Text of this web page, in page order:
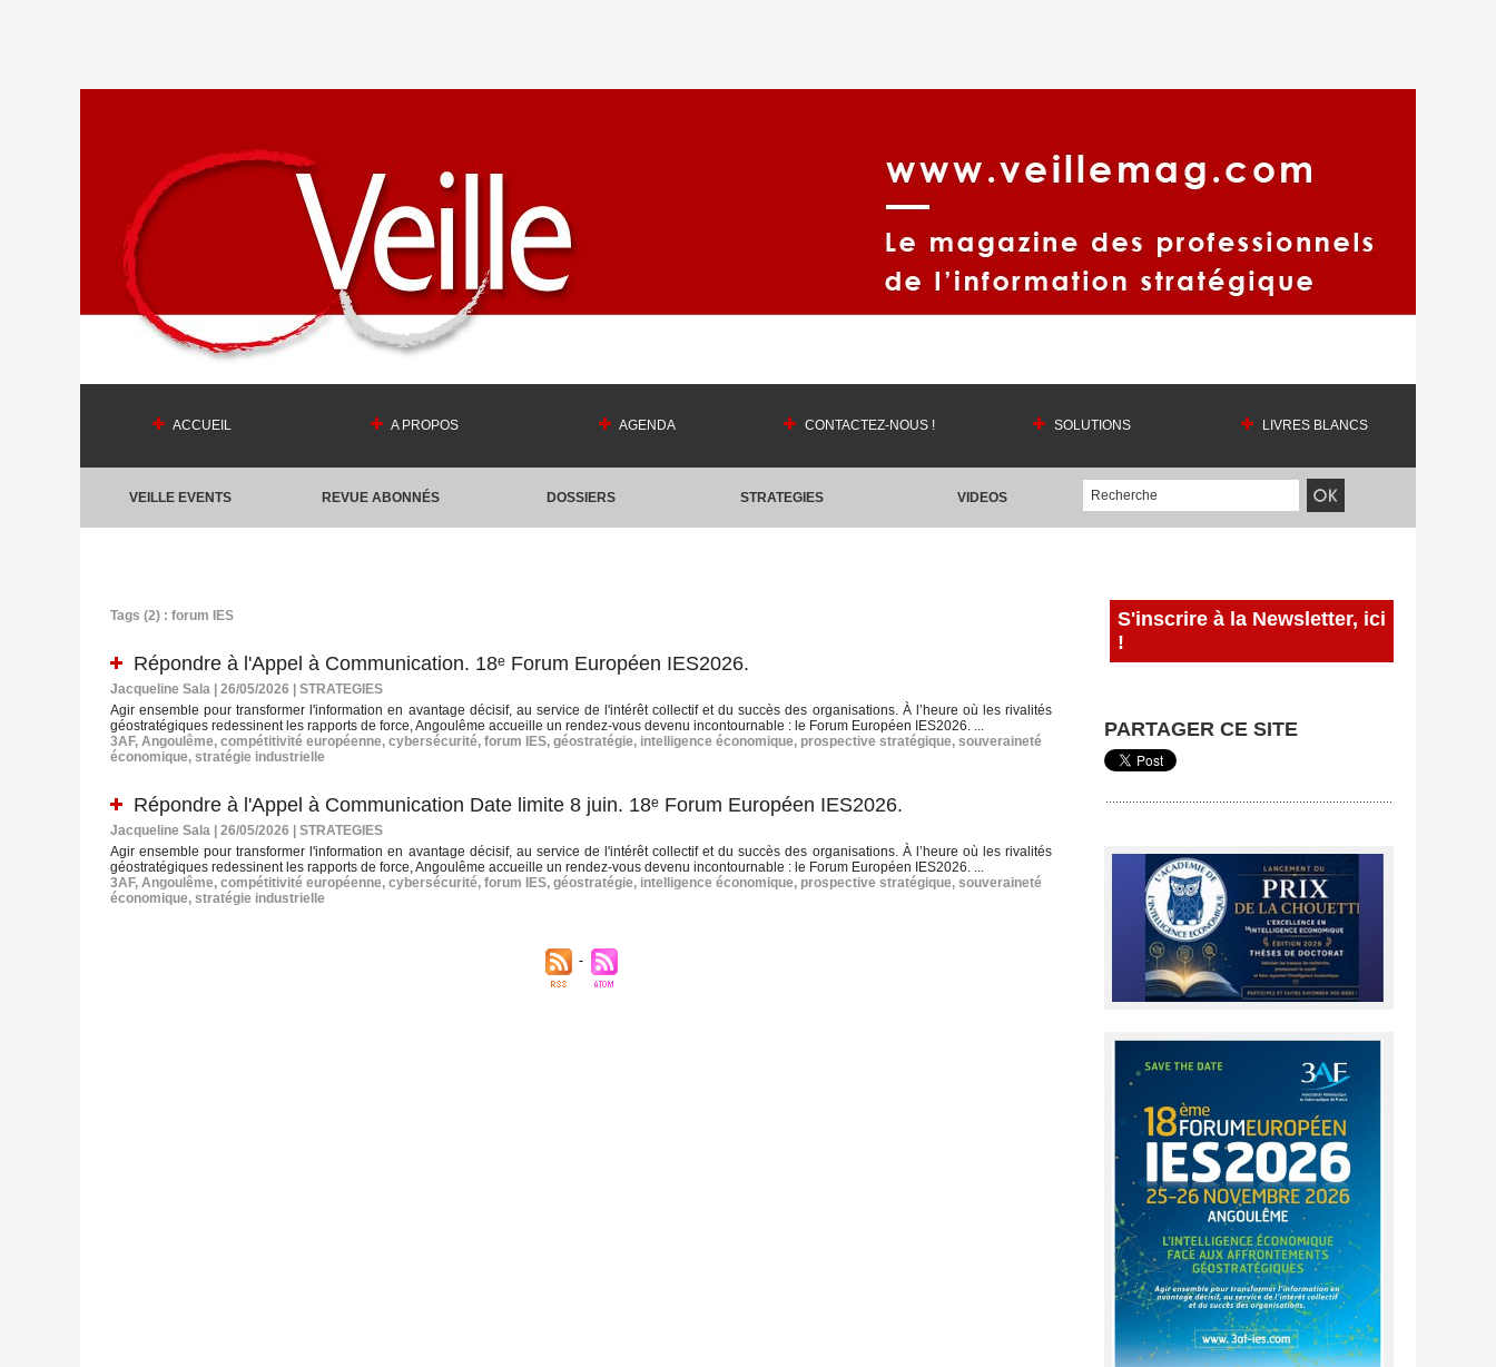
ACCUEIL A PROPOS AGENDA CONTACTEZ-NOUS ! SOLUTIONS LIVRES BLANCS
VEILLE EVENTS REVUE ABONNÉS DOSSIERS STRATEGIES VIDEOS
Tags (2) : forum IES
Répondre à l'Appel à Communication. 18ᵉ Forum Européen IES2026.
Jacqueline Sala | 26/05/2026
STRATEGIES
Agir ensemble pour transformer l'information en avantage décisif, au service de l'intérêt collectif et du succès des organisations. À l’heure où les rivalités
géostratégiques redessinent les rapports de force, Angoulême accueille un rendez‑vous devenu incontournable : le Forum Européen IES2026. ...
3AF, Angoulême, compétitivité européenne, cybersécurité, forum IES, géostratégie, intelligence économique, prospective stratégique, souveraineté
économique, stratégie industrielle
Répondre à l'Appel à Communication Date limite 8 juin. 18ᵉ Forum Européen IES2026.
Jacqueline Sala | 26/05/2026
STRATEGIES
Agir ensemble pour transformer l'information en avantage décisif, au service de l'intérêt collectif et du succès des organisations. À l’heure où les rivalités
géostratégiques redessinent les rapports de force, Angoulême accueille un rendez‑vous devenu incontournable : le Forum Européen IES2026. ...
3AF, Angoulême, compétitivité européenne, cybersécurité, forum IES, géostratégie, intelligence économique, prospective stratégique, souveraineté
économique, stratégie industrielle
S'inscrire à la Newsletter, ici
!
PARTAGER CE SITE